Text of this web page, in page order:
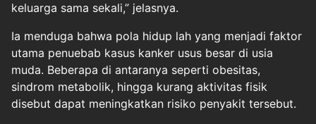
keluarga sama sekali,” jelasnya.
Ia menduga bahwa pola hidup lah yang menjadi faktor
utama penuebab kasus kanker usus besar di usia
muda. Beberapa di antaranya seperti obesitas,
sindrom metabolik, hingga kurang aktivitas fisik
disebut dapat meningkatkan risiko penyakit tersebut.